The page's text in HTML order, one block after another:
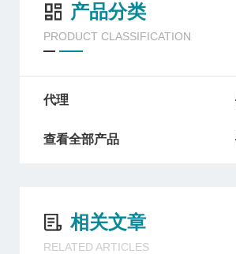
产品分类
PRODUCT CLASSIFICATION
代理
查看全部产品
相关文章
RELATED ARTICLES